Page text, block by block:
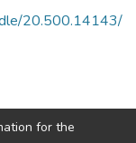
20.500.14143/
for the